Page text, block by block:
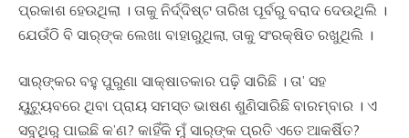
ପ୍ରକାଶ ହେଉଥିଲା । ତାକୁ ନିର୍ଦ୍ଦିଷ୍ଟ ତାରିଖ ପୂର୍ବରୁ ବରାଦ ଦେଉଥିଲି ।
ଯେଉଁଠି ବି ସାର୍‍ଙ୍କ ଲେଖା ବାହାରୁଥିଲା, ତାକୁ ସଂରକ୍ଷିତ ରଖୁଥିଲି ।
ସାର୍‍ଙ୍କର ବହୁ ପୁରୁଣା ସାକ୍ଷାତକାର ପଢ଼ି ସାରିଛି । ତା’ ସହ
ୟୁଟ୍ୟୁବରେ ଥିବା ପ୍ରାୟ ସମସ୍ତ ଭାଷଣ ଶୁଣିସାରିଛି ବାରମ୍ବାର । ଏ
ସବୁଥିରୁ ପାଇଛି କ’ଣ? କାହିଁକି ମୁଁ ସାର୍‍ଙ୍କ ପ୍ରତି ଏତେ ଆକର୍ଷିତ?